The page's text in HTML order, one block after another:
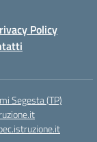
Policy
Segesta (TP)